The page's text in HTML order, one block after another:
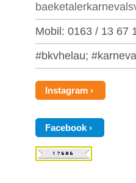
Mobil: 0163 / 13 67
#bkvhelau;
Instagram
Facebook